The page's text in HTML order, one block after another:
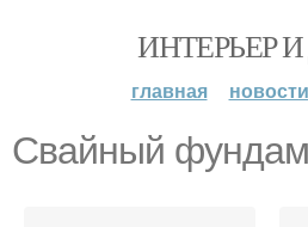
ИНТЕРЬЕР
главная новости
Свайный